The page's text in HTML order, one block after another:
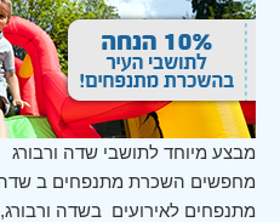
מבצע מיוחד לתושבי שדה ורבורג
מחפשים השכרת מתנפחים ב שדה
מתנפחים לאירועים בשדה